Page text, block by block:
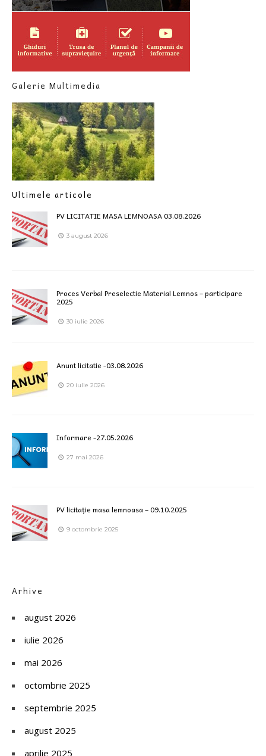
Galerie Multimedia
Ultimele articole
PV LICITATIE MASA LEMNOASA 03.08.2026
3 august 2026
Proces Verbal Preselectie Material Lemnos – participare
2025
30 iulie 2026
Anunt licitatie -03.08.2026
20 iulie 2026
Informare -27.05.2026
27 mai 2026
PV licitație masa lemnoasa – 09.10.2025
9 octombrie 2025
Arhive
august 2026
iulie 2026
mai 2026
octombrie 2025
septembrie 2025
august 2025
aprilie 2025